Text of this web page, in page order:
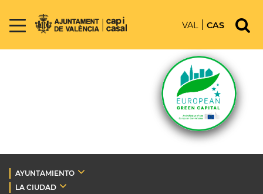
VAL CAS
AYUNTAMIENTO
LA CIUDAD